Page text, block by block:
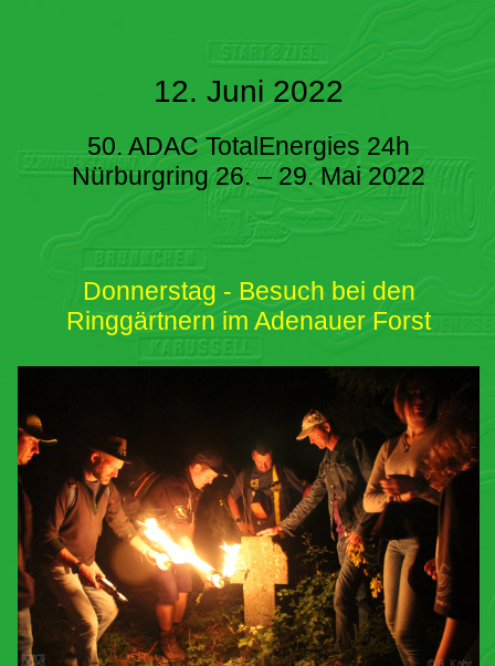
12. Juni 2022
50. ADAC TotalEnergies 24h
Nürburgring 26. – 29. Mai 2022
Donnerstag - Besuch bei den
Ringgärtnern im Adenauer Forst